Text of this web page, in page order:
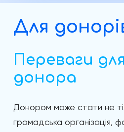
Для
Переваги
донора
Донором може стати не
громадська організація,